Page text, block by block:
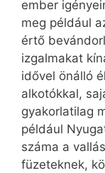
ember
meg például
értő
izgalmakat
idővel önálló
alkotókkal,
gyakorlatilag
például
száma a
füzeteknek,